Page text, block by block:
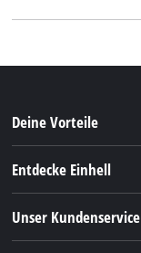
Deine Vorteile
Entdecke Einhell
Unser Kundenservice